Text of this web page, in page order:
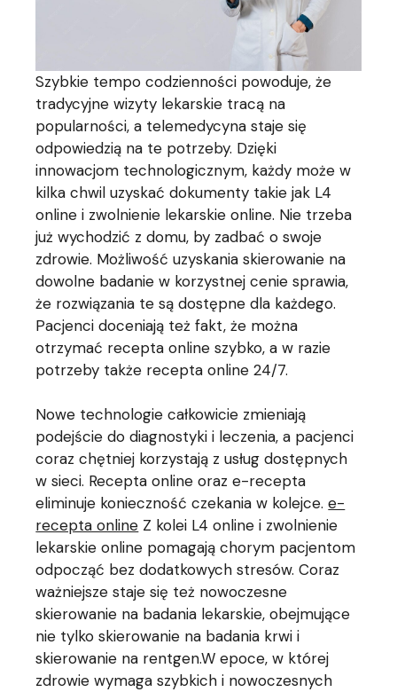
Szybkie tempo codzienności powoduje, że
tradycyjne wizyty lekarskie tracą na
popularności, a telemedycyna staje się
odpowiedzią na te potrzeby. Dzięki
innowacjom technologicznym, każdy może w
kilka chwil uzyskać dokumenty takie jak L4
online i zwolnienie lekarskie online. Nie trzeba
już wychodzić z domu, by zadbać o swoje
zdrowie. Możliwość uzyskania skierowanie na
dowolne badanie w korzystnej cenie sprawia,
że rozwiązania te są dostępne dla każdego.
Pacjenci doceniają też fakt, że można
otrzymać recepta online szybko, a w razie
potrzeby także recepta online 24/7.
Nowe technologie całkowicie zmieniają
podejście do diagnostyki i leczenia, a pacjenci
coraz chętniej korzystają z usług dostępnych
w sieci. Recepta online oraz e-recepta
eliminuje konieczność czekania w kolejce.e-
recepta online Z kolei L4 online i zwolnienie
lekarskie online pomagają chorym pacjentom
odpocząć bez dodatkowych stresów. Coraz
ważniejsze staje się też nowoczesne
skierowanie na badania lekarskie, obejmujące
nie tylko skierowanie na badania krwi i
skierowanie na rentgen.W epoce, w której
zdrowie wymaga szybkich i nowoczesnych